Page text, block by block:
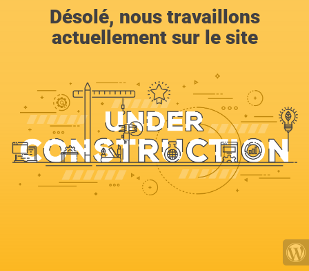
Désolé, nous travaillons
actuellement sur le site